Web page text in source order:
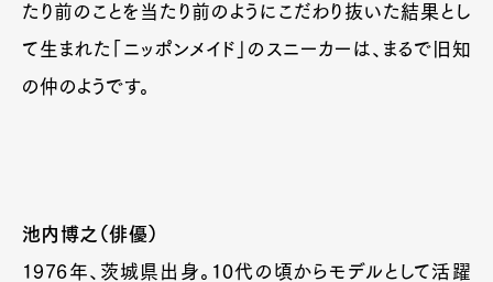
たり前のことを当たり前のようにこだわり抜いた結果とし
て生まれた「ニッポンメイド」のスニーカーは、まるで旧知
の仲のようです。
池内博之（俳優）
1976年、茨城県出身。10代の頃からモデルとして活躍